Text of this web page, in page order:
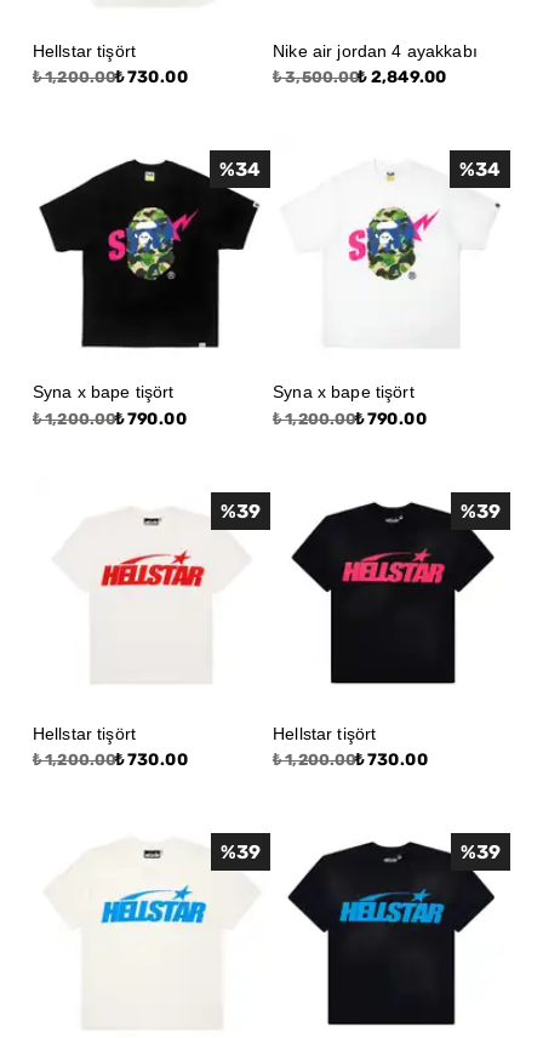
Hellstar tişört
₺ 1,200.00₺ 730.00
Nike air jordan 4 ayakkabı
₺ 3,500.00₺ 2,849.00
Syna x bape tişört
₺ 1,200.00₺ 790.00
%34
Syna x bape tişört
₺ 1,200.00₺ 790.00
%34
Hellstar tişört
₺ 1,200.00₺ 730.00
%39
Hellstar tişört
₺ 1,200.00₺ 730.00
%39
%39 %39